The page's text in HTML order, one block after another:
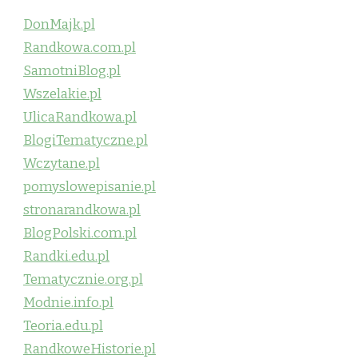
DonMajk.pl
Randkowa.com.pl
SamotniBlog.pl
Wszelakie.pl
UlicaRandkowa.pl
BlogiTematyczne.pl
Wczytane.pl
pomyslowepisanie.pl
stronarandkowa.pl
BlogPolski.com.pl
Randki.edu.pl
Tematycznie.org.pl
Modnie.info.pl
Teoria.edu.pl
RandkoweHistorie.pl